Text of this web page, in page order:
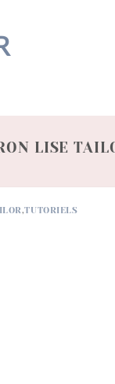
LISE
,TUTORIELS